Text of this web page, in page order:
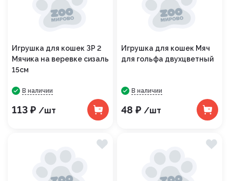
Игрушка для кошек ЗР 2
Мячика на веревке сизаль
15см
В наличии
113 ₽ /шт
Игрушка для кошек Мяч
для гольфа двухцветный
В наличии
48 ₽ /шт